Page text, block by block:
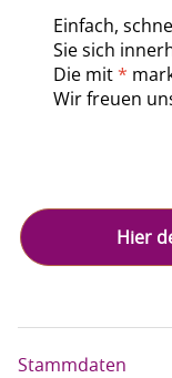
Standorte
Über MEDIAN
English
Einfach,
Sie sich
Die mit*
Wir freuen
Hier
Stammdaten